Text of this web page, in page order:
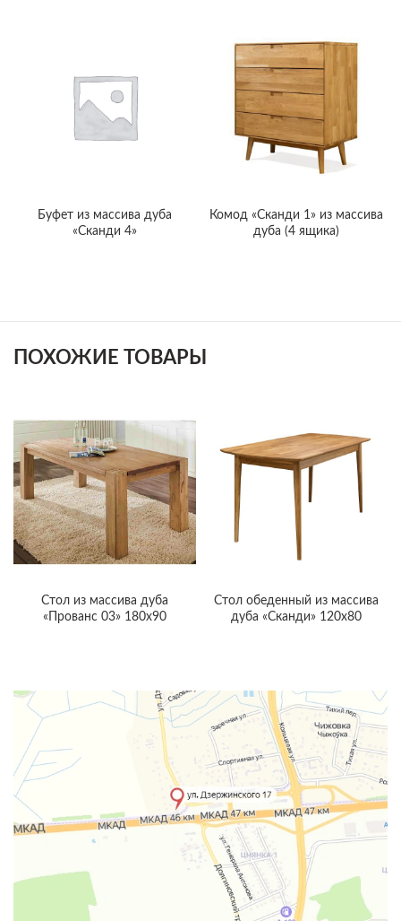
Буфет из массива дуба
«Сканди 4»
Комод «Сканди 1» из массива
дуба (4 ящика)
ПОХОЖИЕ ТОВАРЫ
Cтол из массива дуба
«Прованс 03» 180х90
Стол обеденный из массива
дуба «Сканди» 120х80